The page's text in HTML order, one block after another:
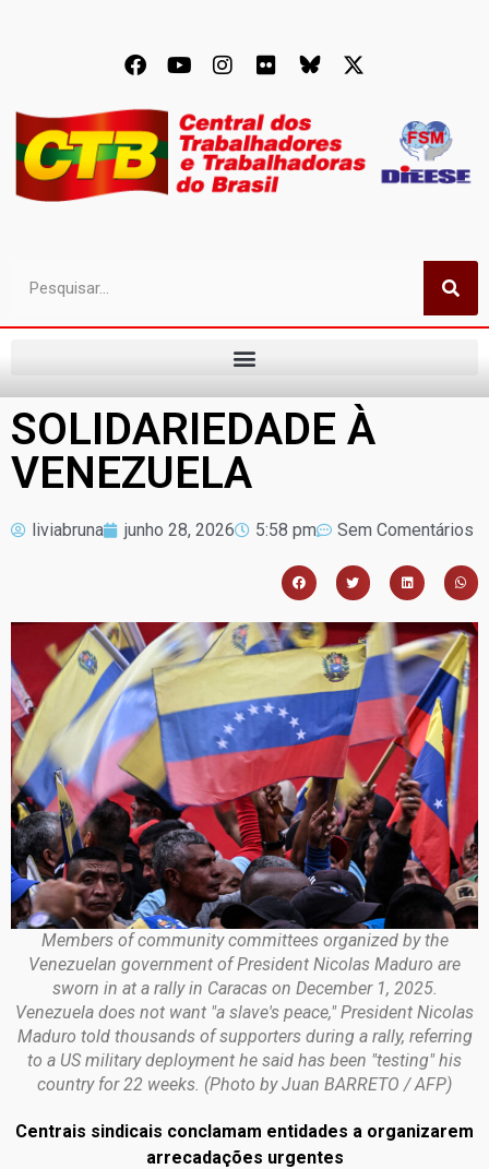
SOLIDARIEDADE À
VENEZUELA
liviabruna junho 28, 2026 5:58 pm Sem Comentários
Members of community committees organized by the
Venezuelan government of President Nicolas Maduro are
sworn in at a rally in Caracas on December 1, 2025.
Venezuela does not want "a slave's peace," President Nicolas
Maduro told thousands of supporters during a rally, referring
to a US military deployment he said has been "testing" his
country for 22 weeks. (Photo by Juan BARRETO / AFP)
Centrais sindicais conclamam entidades a organizarem
arrecadações urgentes